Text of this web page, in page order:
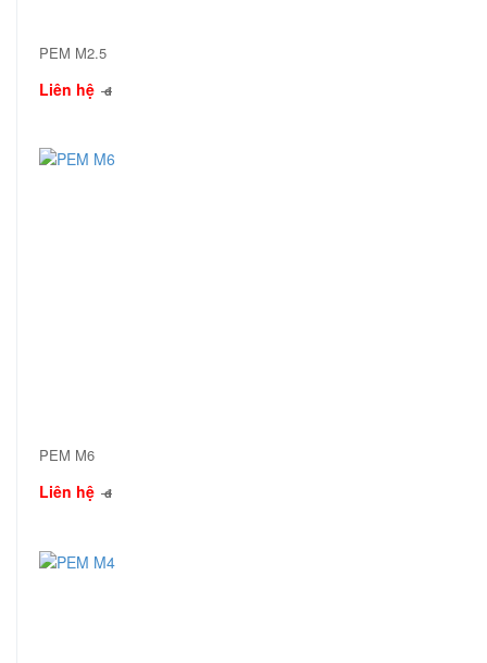
PEM M2.5
Liên hệ đ
PEM M6
Liên hệ đ